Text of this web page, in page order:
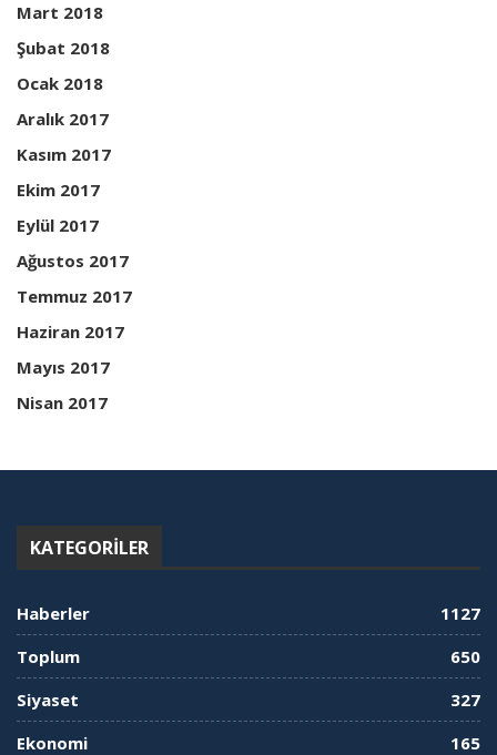
Mart 2018
Şubat 2018
Ocak 2018
Aralık 2017
Kasım 2017
Ekim 2017
Eylül 2017
Ağustos 2017
Temmuz 2017
Haziran 2017
Mayıs 2017
Nisan 2017
KATEGORILER
Haberler
1127
Toplum
650
Siyaset
327
Ekonomi
165